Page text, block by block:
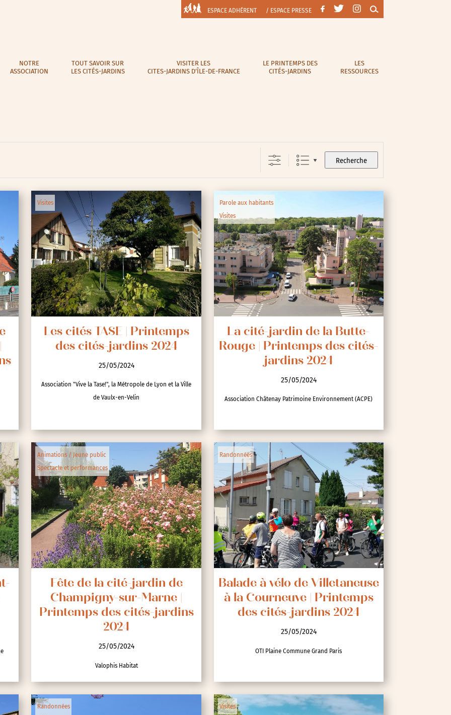
ESPACE ADHÉRENT / ESPACE PRESSE
NOTRE
ASSOCIATION
TOUT SAVOIR SUR
LES CITÉS-JARDINS
VISITER LES
CITES-JARDINS D’ÎLE-DE-FRANCE
LE PRINTEMPS DES
CITÉS-JARDINS
LES
RESSOURCES
Recherche
Visites
Les cités TASE | Printemps
des cités-jardins 2024
25/05/2024
Association "Vive la Tase!", la Métropole de Lyon et la Ville
de Vaulx-en-Velin
Parole aux habitants
Visites
La cité-jardin de la Butte-
Rouge | Printemps des cités-
jardins 2024
25/05/2024
Association Châtenay Patrimoine Environnement (ACPE)
Animations / Jeune public
Spectacle et performances
Fête de la cité-jardin de
Champigny-sur-Marne |
Printemps des cités-jardins
2024
25/05/2024
Valophis Habitat
Randonnées
Balade à vélo de Villetaneuse
à la Courneuve | Printemps
des cités-jardins 2024
25/05/2024
OTI Plaine Commune Grand Paris
Randonnées
Visites